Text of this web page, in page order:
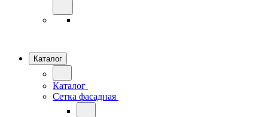
Каталог
Каталог
Сетка фасадная